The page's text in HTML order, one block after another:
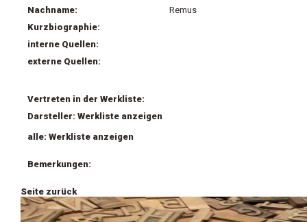
Nachname:
Remus
Kurzbiographie:
interne Quellen:
externe Quellen:
Vertreten in der Werkliste:
Darsteller: Werkliste anzeigen
alle: Werkliste anzeigen
Bemerkungen:
Seite zurück